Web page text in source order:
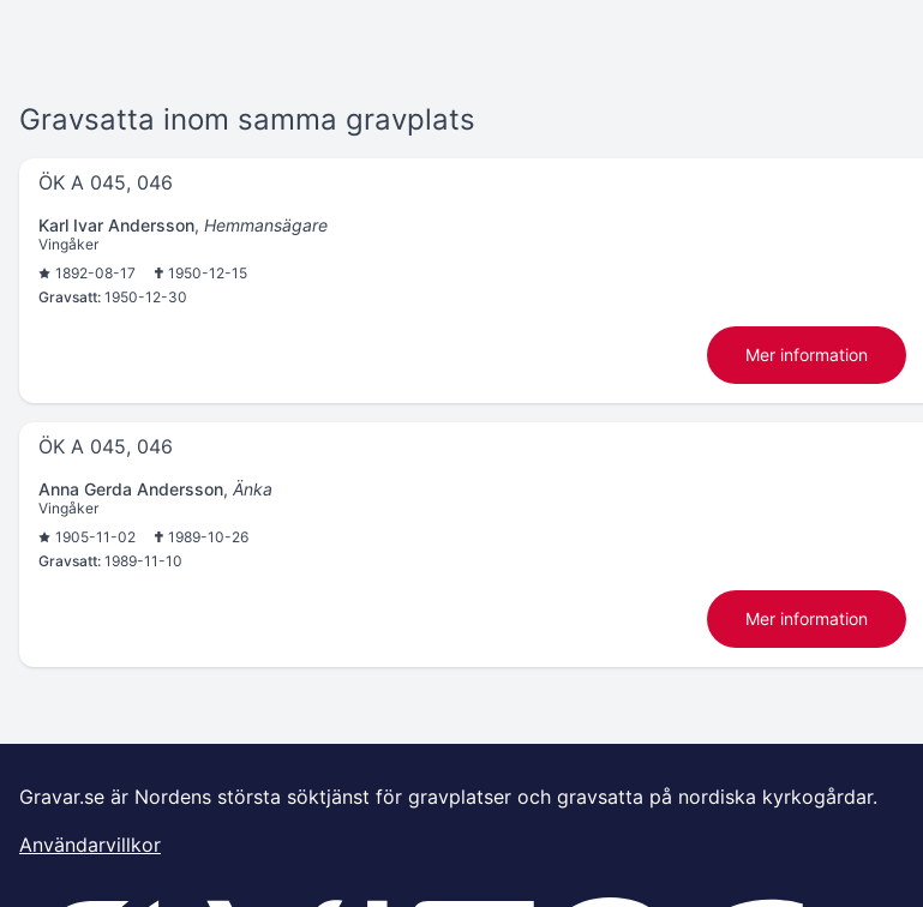
Gravsatta inom samma gravplats
ÖK A 045, 046
Karl Ivar Andersson, Hemmansägare
Vingåker
1892-08-17
1950-12-15
Gravsatt: 1950-12-30
Mer information
ÖK A 045, 046
Anna Gerda Andersson, Änka
Vingåker
1905-11-02
1989-10-26
Gravsatt: 1989-11-10
Mer information
Gravar.se är Nordens största söktjänst för gravplatser och gravsatta på nordiska kyrkogårdar.
Användarvillkor